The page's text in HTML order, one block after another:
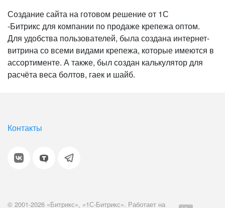
Создание сайта на готовом решение от 1С
-Битрикс для компании по продаже крепежа оптом.
Для удобства пользователей, была создана интернет-
витрина со всеми видами крепежа, которые имеются в
ассортименте. А также, был создан калькулятор для
расчёта веса болтов, гаек и шайб.
Контакты
© 2001-2026 «Битрикс», «1С-Битрикс». Работает на